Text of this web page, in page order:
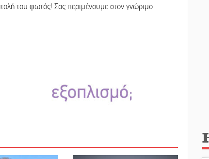
του φωτός! Σας περιμένουμε στον γνώριμο